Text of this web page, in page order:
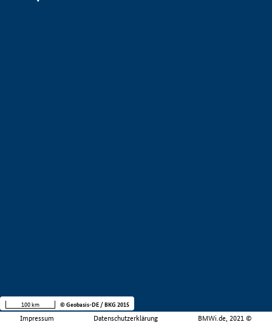
Impressum Datenschutzerklärung BMWi.de, 2021 ©
100 km © Geobasis-DE / BKG 2015